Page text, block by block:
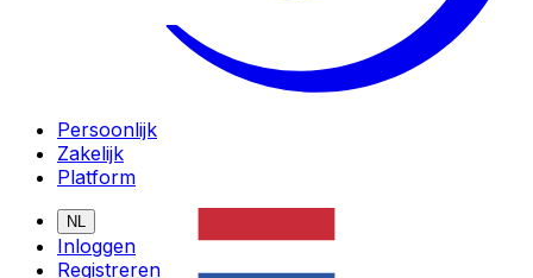
Persoonlijk
Zakelijk
Platform
NL
Inloggen
Registreren